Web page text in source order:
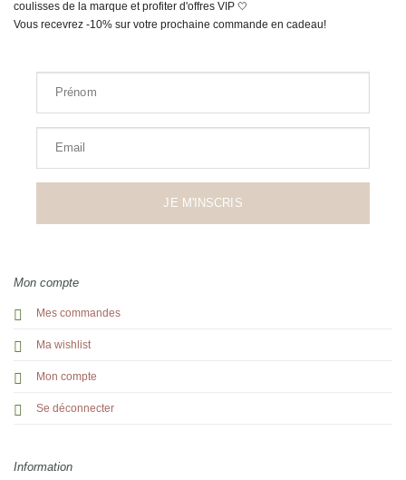
Mon compte
Mes commandes
Ma wishlist
Mon compte
Se déconnecter
Information
coulisses de la marque et profiter d'offres VIP 🤍
Vous recevrez -10% sur votre prochaine commande en cadeau!
Prénom
Email
JE M'INSCRIS